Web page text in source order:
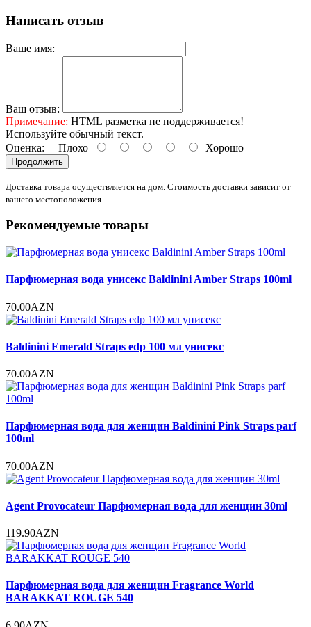
Написать отзыв
Ваше имя:
Ваш отзыв:
Примечание: HTML разметка не поддерживается!
Используйте обычный текст.
Оценка: Плохо Хорошо
Продолжить
Доставка товара осуществляется на дом. Стоимость доставки зависит от
вашего местоположения.
Рекомендуемые товары
Парфюмерная вода унисекс Baldinini Amber Straps 100ml
70.00AZN
Baldinini Emerald Straps edp 100 мл унисекс
70.00AZN
Парфюмерная вода для женщин Baldinini Pink Straps parf
100ml
70.00AZN
Agent Provocateur Парфюмерная вода для женщин 30ml
119.90AZN
Парфюмерная вода для женщин Fragrance World
BARAKKAT ROUGE 540